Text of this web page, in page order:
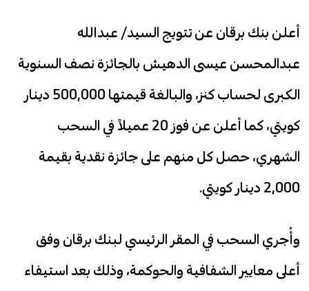
أعلن بنك برقان عن تتويج السيد/ عبدالله
عبدالمحسن عيسى الدهيش بالجائزة نصف السنوية
الكبرى لحساب كنز، والبالغة قيمتها 500,000 دينار
كويتي، كما أعلن عن فوز 20 عميلاً في السحب
الشهري، حصل كل منهم على جائزة نقدية بقيمة
2,000 دينار كويتي.
وأُجري السحب في المقر الرئيسي لبنك برقان وفق
أعلى معايير الشفافية والحوكمة، وذلك بعد استيفاء